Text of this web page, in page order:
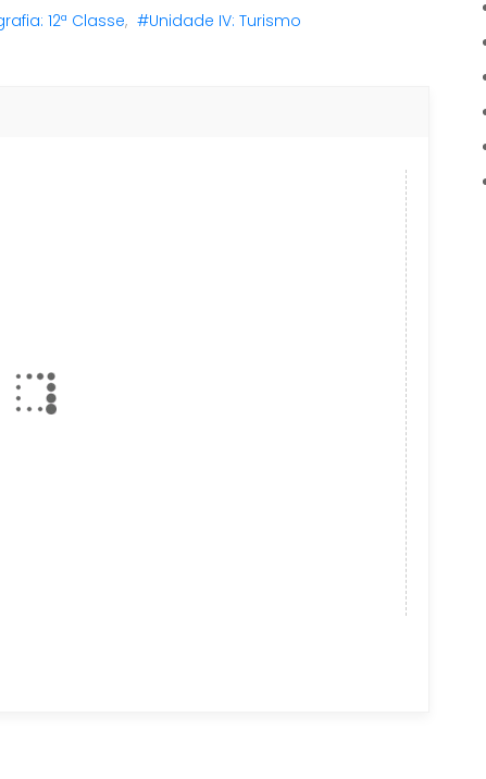
12ª Classe, #Unidade IV: Turismo